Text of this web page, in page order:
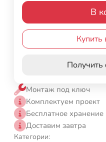
В
Купить
Получить
Монтаж под ключ
Комплектуем проект
Бесплатное хранение
Доставим завтра
Категории: